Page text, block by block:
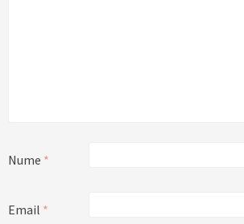
Nume *
Email *